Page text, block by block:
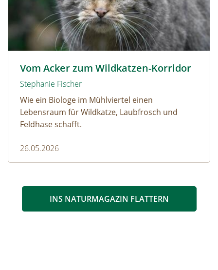
Vom Acker zum Wildkatzen-Korridor
Stephanie Fischer
Wie ein Biologe im Mühlviertel einen
Lebensraum für Wildkatze, Laubfrosch und
Feldhase schafft.
26.05.2026
INS NATURMAGAZIN FLATTERN